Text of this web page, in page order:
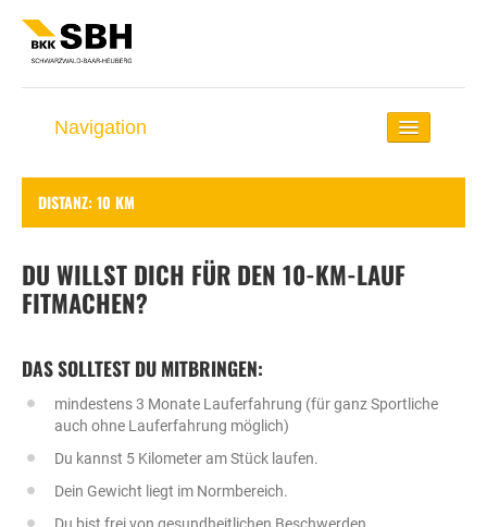
Navigation
Startseite
Rund ums Laufen
Selbst-Check
Lauf-Events
DISTANZ: 10 KM
DU WILLST DICH FÜR DEN 10-KM-LAUF
FITMACHEN?
DAS SOLLTEST DU MITBRINGEN:
mindestens 3 Monate Lauferfahrung (für ganz Sportliche
auch ohne Lauferfahrung möglich)
Du kannst 5 Kilometer am Stück laufen.
Dein Gewicht liegt im Normbereich.